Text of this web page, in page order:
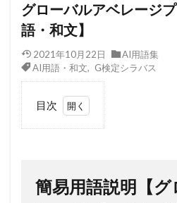
グローバルアベレージ
語・和文】
2021年10月22日
AI用語集
AI用語・和文
G検定シラバス
目次
【グ
簡易用語説明【